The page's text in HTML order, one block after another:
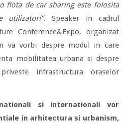
flota de car sharing este folosita
utilizatori”. Speaker in cadrul
Conference&Expo, organizat
va vorbi despre modul in care
mobilitatea urbana si despre
infrastructura oraselor
si internationali vor
in arhitectura si urbanism,